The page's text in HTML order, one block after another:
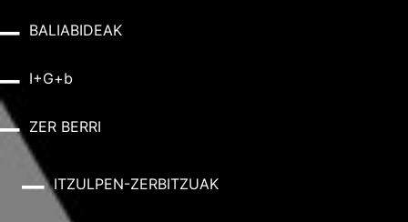
BALIABIDEAK
I+G+b
ZER BERRI
ITZULPEN-ZERBITZUAK